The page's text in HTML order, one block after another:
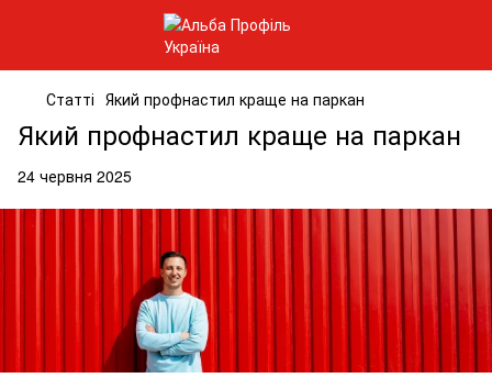
Статті Який профнастил краще на паркан
Який профнастил краще на паркан
24 червня 2025